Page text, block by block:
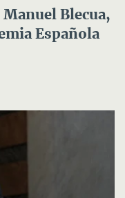
Manuel Blecua,
Española